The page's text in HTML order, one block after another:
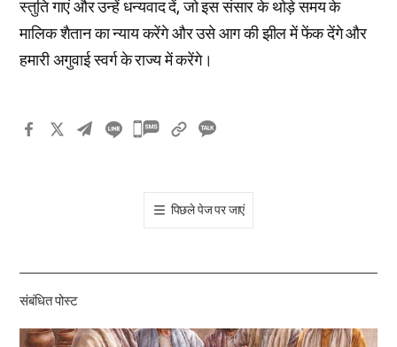
स्तुति गाएं और उन्हें धन्यवाद दें, जो इस संसार के थोड़े समय के
मालिक शैतान का न्याय करेंगे और उसे आग की झील में फेंक देंगे और
हमारी अगुवाई स्वर्ग के राज्य में करेंगे।
카
톡
공
기
पिछले पेज पर जाएं
संबंधित पोस्ट